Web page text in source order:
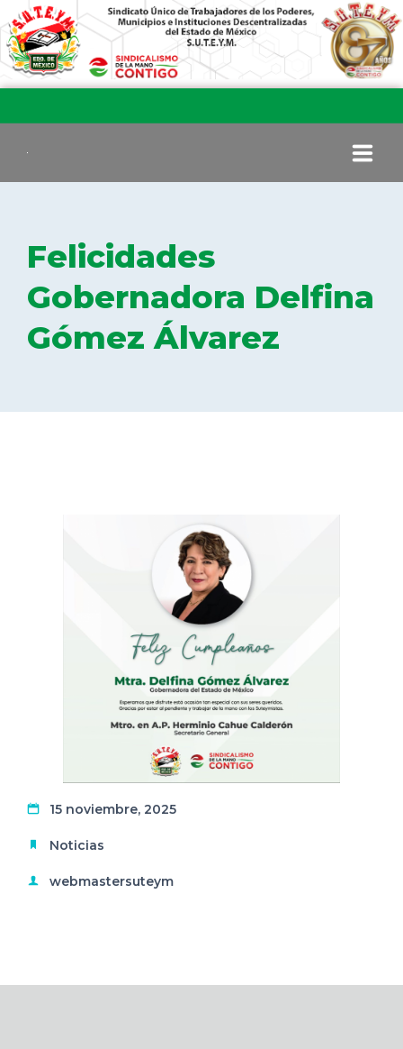
COMITÉ EJECUTIVO
COMISIÓN DE VIGILANCIA
Felicidades
Gobernadora Delfina
Gómez Álvarez
15 noviembre, 2025
Noticias
webmastersuteym